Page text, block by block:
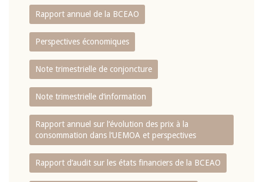
Rapport annuel de la BCEAO
Perspectives économiques
Note trimestrielle de conjoncture
Note trimestrielle d‘information
Rapport annuel sur l‘évolution des prix à la
consommation dans l‘UEMOA et perspectives
Rapport d‘audit sur les états financiers de la BCEAO